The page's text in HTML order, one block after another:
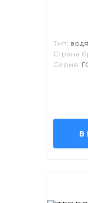
Тип:
Страна
Серия:
В